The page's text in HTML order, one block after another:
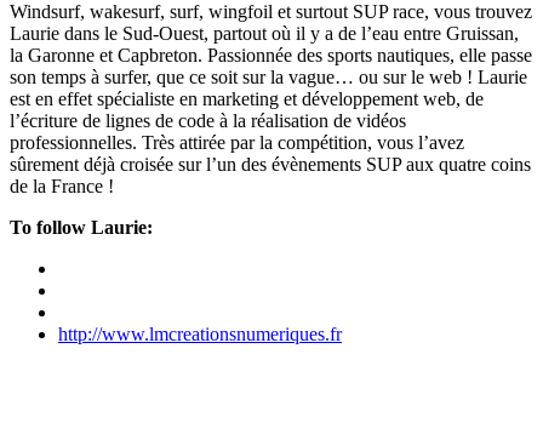
Windsurf, wakesurf, surf, wingfoil et surtout SUP race, vous trouvez
Laurie dans le Sud-Ouest, partout où il y a de l’eau entre Gruissan,
la Garonne et Capbreton. Passionnée des sports nautiques, elle passe
son temps à surfer, que ce soit sur la vague… ou sur le web ! Laurie
est en effet spécialiste en marketing et développement web, de
l’écriture de lignes de code à la réalisation de vidéos
professionnelles. Très attirée par la compétition, vous l’avez
sûrement déjà croisée sur l’un des évènements SUP aux quatre coins
de la France !
To follow Laurie:
http://www.lmcreationsnumeriques.fr